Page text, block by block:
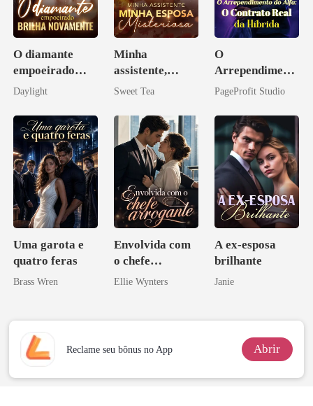
O diamante
empoeirado
brilha
Daylight
Minha
assistente,
minha esposa
Sweet Tea
O
Arrependiment
o do Alfa: O
da Híbrida
PageProfit Studio
Uma garota e
quatro feras
Brass Wren
Envolvida com
o chefe
arrogante
Ellie Wynters
A ex-esposa
brilhante
Janie
Reclame seu bônus no App Abrir